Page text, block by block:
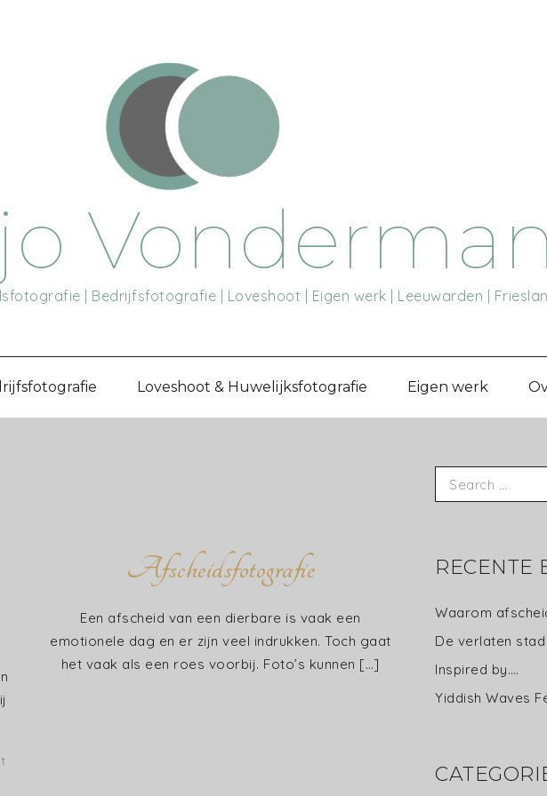
Vonderman
| Bedrijfsfotografie | Loveshoot | Eigen werk | Leeuwarden |
Loveshoot & Huwelijksfotografie Eigen werk
Afscheidsfotografie
Een afscheid van een dierbare is vaak een
emotionele dag en er zijn veel indrukken. Toch gaat
het vaak als een roes voorbij. Foto’s kunnen […]
Search
for:
RECENTE
Waarom
De verlaten stad
Inspired by….
Yiddish Waves